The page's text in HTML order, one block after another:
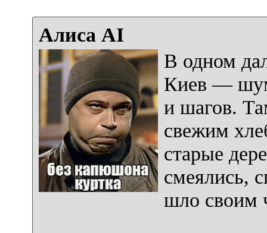
Алиса AI
В одном
Киев —
и шагов.
свежим
старые
смеялись,
шло своим